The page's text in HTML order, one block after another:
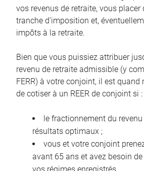
vos revenus de retraite, vous placer
tranche d’imposition et,
impôts à la retraite.
Bien que vous puissiez attribuer
revenu de retraite admissible (y
FERR) à votre conjoint, il est quand
de cotiser à un REER de conjoint si :
le fractionnement du
résultats optimaux ;
vous et votre conjoint
avant 65 ans et avez besoin
vos régimes enregistrés.